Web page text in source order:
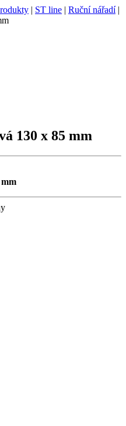
| ST line | Ruční nářadí|
130 x 85 mm